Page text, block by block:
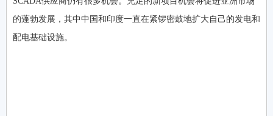
的蓬勃发展，其中中国和印度一直在紧锣密鼓地扩大自己的发电和
配电基础设施。